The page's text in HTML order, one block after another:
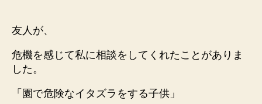
友人が、
危機を感じて私に相談をしてくれたことがありま
した。
「園で危険なイタズラをする子供」